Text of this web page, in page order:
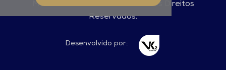
Meramente Ilustrativas. Todos os Direitos
Reservados.
Desenvolvido por: